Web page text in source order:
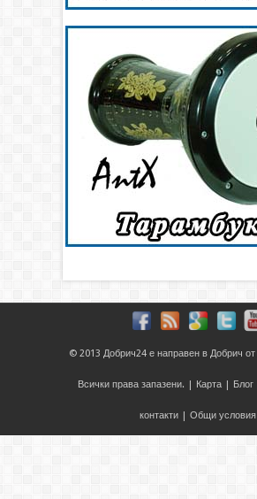
© 2013 Добрич24 е направен в Добрич от
Всички права запазени. | Карта | Блог
контакти | Общи условия